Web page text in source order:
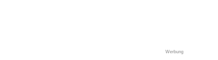
Werbung